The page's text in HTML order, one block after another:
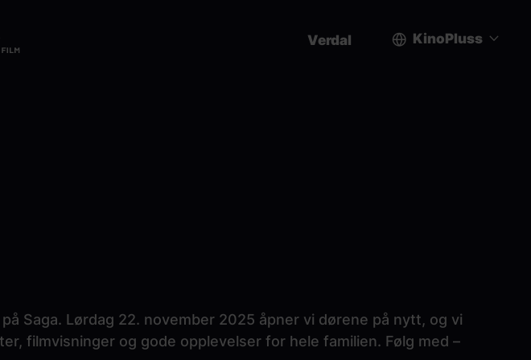
Verdal KinoPluss
Saga. Lørdag 22. november 2025 åpner vi dørene på nytt, og vi
filmvisninger og gode opplevelser for hele familien. Følg med –